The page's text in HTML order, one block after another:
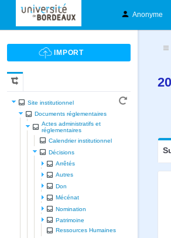
Anonyme
Site institutionnel
Documents réglementaires
Actes administratifs et
réglementaires
Calendrier institutionnel
Décisions
Arrêtés
Autres
Don
Mécénat
Nomination
Patrimoine
Ressources Humaines